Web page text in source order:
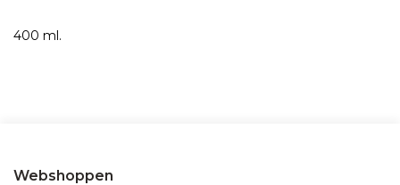
400 ml.
Webshoppen